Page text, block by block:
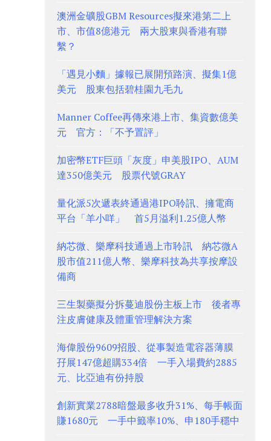
澳洲金礦股GBM Resources擬來港第二上
市、市值8億港元 兩大股東與香港有聯
繫？
「遇見小麵」據報已展開預路演、擬集1億
美元 股東包括碧桂園九毛九
Manner Coffee再傳來港上市、集資數億美
元 官方：「不予置評」
加密幣ETF巨頭「灰度」申美股IPO、AUM
達350億美元 股票代號GRAY
量化派5次遞表終通過港IPO聆訊、擁電商
平台「羊小咩」 首5月溢利1.25億人幣
納芯微、樂摩科技通過上市聆訊 納芯微A
股市值211億人幣、樂摩科技為共享按摩設
備商
三生製藥擬分拆蔓迪股份主板上市 後者專
注皮膚健康及體重管理解決方案
海偉股份9609招股、從事製造電容器薄膜
孖展147億超購334倍 一手入場費約2885
元、比亞迪有份持股
創新實業2788暗盤最多收升31%、每手帳面
賺1680元 一手中籤率10%、申180手穩中